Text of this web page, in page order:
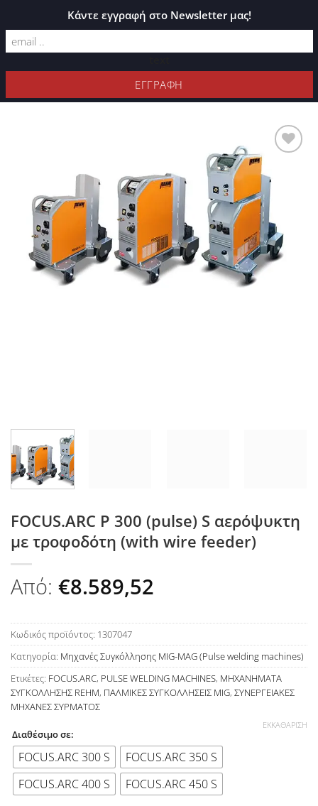
ΚΑΤΆΛΟΓΟΣ PLEXIGLASS
ΦΊΛΤΡΑ
Προσθήκη
στη Λίστα
Επιθυμιών
FOCUS.ARC P 300 (pulse) S αερόψυκτη
με τροφοδότη (with wire feeder)
Από: €8.589,52
Κωδικός προϊόντος: 1307047
Κατηγορία: Μηχανές Συγκόλλησης MIG-MAG (Pulse welding machines)
Ετικέτες: FOCUS.ARC, PULSE WELDING MACHINES, ΜΗΧΑΝΗΜΑΤΑ
ΣΥΓΚΟΛΛΗΣΗΣ REHM, ΠΑΛΜΙΚΕΣ ΣΥΓΚΟΛΛΗΣΕΙΣ MIG, ΣΥΝΕΡΓΕΙΑΚΕΣ
ΜΗΧΑΝΕΣ ΣΥΡΜΑΤΟΣ
Διαθέσιμο σε:
FOCUS.ARC 300 S
FOCUS.ARC 350 S
FOCUS.ARC 400 S
FOCUS.ARC 450 S
ΕΚΚΑΘΆΡΙΣΗ
Κάντε εγγραφή στο Newsletter μας!